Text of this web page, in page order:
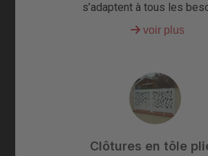
s’adaptent à tous les
Clôtures en tôle